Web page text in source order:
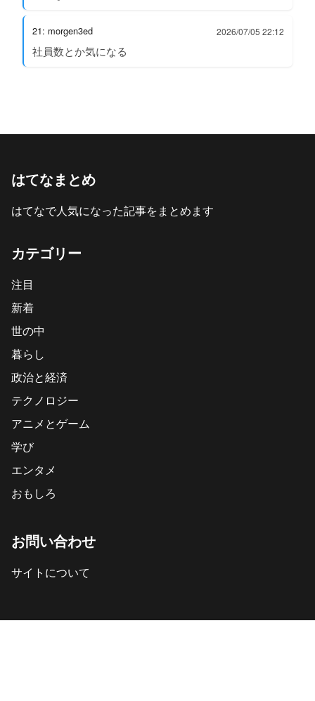
21: morgen3ed 2026/07/05 22:12
社員数とか気になる
はてなまとめ
はてなで人気になった記事をまとめます
カテゴリー
注目
新着
世の中
暮らし
政治と経済
テクノロジー
アニメとゲーム
学び
エンタメ
おもしろ
お問い合わせ
サイトについて